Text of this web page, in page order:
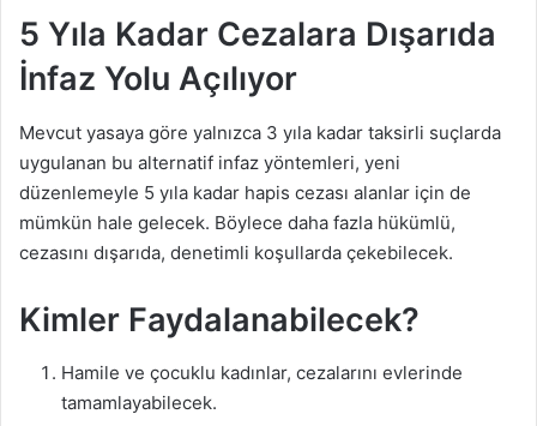
5 Yıla Kadar Cezalara Dışarıda
İnfaz Yolu Açılıyor
Mevcut yasaya göre yalnızca 3 yıla kadar taksirli suçlarda
uygulanan bu alternatif infaz yöntemleri, yeni
düzenlemeyle 5 yıla kadar hapis cezası alanlar için de
mümkün hale gelecek. Böylece daha fazla hükümlü,
cezasını dışarıda, denetimli koşullarda çekebilecek.
Kimler Faydalanabilecek?
Hamile ve çocuklu kadınlar, cezalarını evlerinde
tamamlayabilecek.